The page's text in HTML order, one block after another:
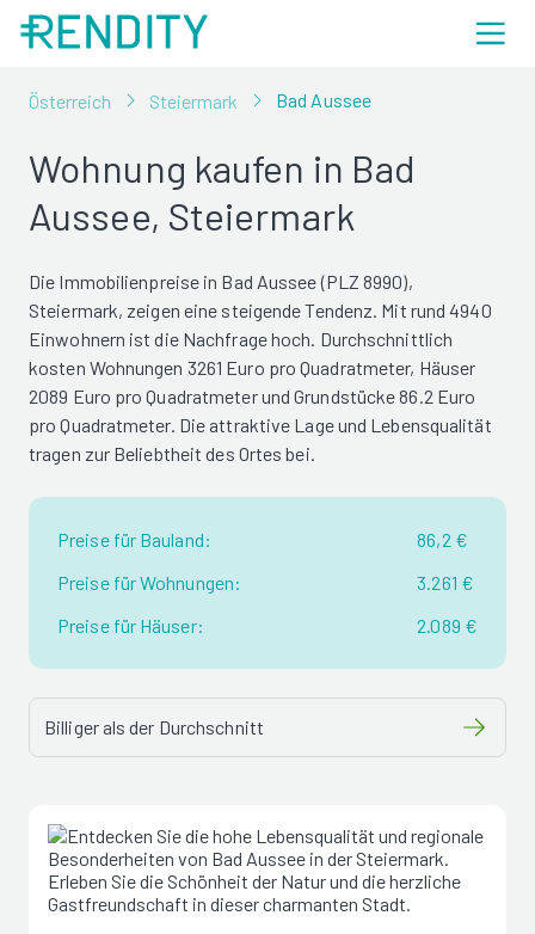
Österreich Steiermark Bad Aussee
Wohnung kaufen in Bad
Aussee, Steiermark
Die Immobilienpreise in Bad Aussee (PLZ 8990),
Steiermark, zeigen eine steigende Tendenz. Mit rund 4940
Einwohnern ist die Nachfrage hoch. Durchschnittlich
kosten Wohnungen 3261 Euro pro Quadratmeter, Häuser
2089 Euro pro Quadratmeter und Grundstücke 86.2 Euro
pro Quadratmeter. Die attraktive Lage und Lebensqualität
tragen zur Beliebtheit des Ortes bei.
Preise für Bauland:
86,2 €
Preise für Wohnungen:
3.261 €
Preise für Häuser:
2.089 €
Billiger als der Durchschnitt